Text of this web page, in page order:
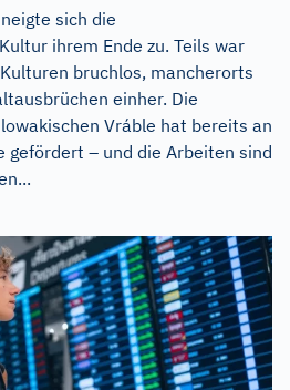
sich die
ihrem Ende zu. Teils war
bruchlos, mancherorts
einher. Die
Vráble hat bereits an
gefördert – und die Arbeiten sind